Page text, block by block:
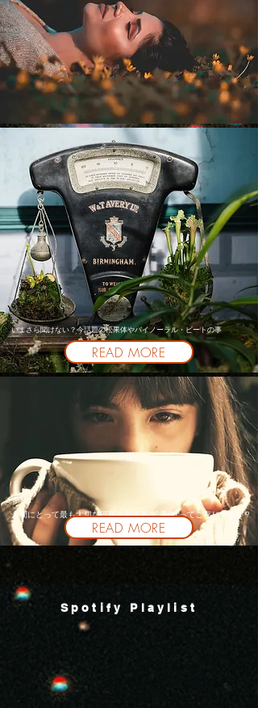
いまさら聞けない？今話題の松果体やバイノーラル・ビートの事
READ MORE
人間にとって最も大切な器官と言える”松果体”ってご存じですか？
READ MORE
​Spotify Playlist